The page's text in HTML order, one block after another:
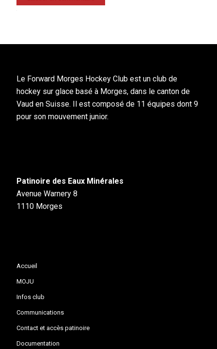
Le Forward Morges Hockey Club est un club de
hockey sur glace basé à Morges, dans le canton de
Vaud en Suisse. Il est composé de 11 équipes dont 9
pour son mouvement junior.
Patinoire des Eaux Minérales
Avenue Warnery 8
1110 Morges
Accueil
MOJU
Infos club
Communications
Contact et accès patinoire
Documentation